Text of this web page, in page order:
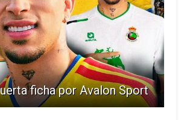
ficha por Avalon Sport